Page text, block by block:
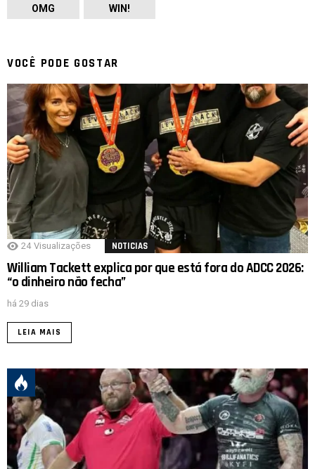
OMG WIN!
VOCÊ PODE GOSTAR
24 Visualizações NOTICIAS
William Tackett explica por que está fora do ADCC 2026:
“o dinheiro não fecha”
há 29 dias
LEIA MAIS